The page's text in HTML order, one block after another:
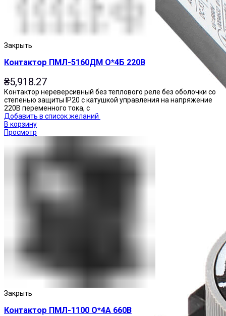
Приставки контактные
Закрыть
Контактор ПМЛ-5160ДМ О*4Б 220В
₴5,918.27
Контактор нереверсивный без теплового реле без оболочки со
степенью защиты IP20 с катушкой управления на напряжение
220В переменного тока, с
Добавить в список желаний
В корзину
Просмотр
Закрыть
Контактор ПМЛ-1100 О*4А 660В